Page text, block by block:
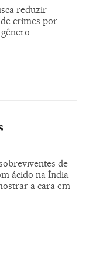
reduzir
crimes por
de
ácido na Índia
a cara em